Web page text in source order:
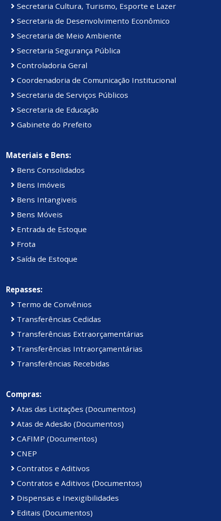
Secretaria Cultura, Turismo, Esporte e Lazer
Secretaria de Desenvolvimento Econômico
Secretaria de Meio Ambiente
Secretaria Segurança Pública
Controladoria Geral
Coordenadoria de Comunicação Institucional
Secretaria de Serviços Públicos
Secretaria de Educação
Gabinete do Prefeito
Materiais e Bens:
Bens Consolidados
Bens Imóveis
Bens Intangiveis
Bens Móveis
Entrada de Estoque
Frota
Saída de Estoque
Repasses:
Termo de Convênios
Transferências Cedidas
Transferências Extraorçamentárias
Transferências Intraorçamentárias
Transferências Recebidas
Compras:
Atas das Licitações (Documentos)
Atas de Adesão (Documentos)
CAFIMP (Documentos)
CNEP
Contratos e Aditivos
Contratos e Aditivos (Documentos)
Dispensas e Inexigibilidades
Editais (Documentos)